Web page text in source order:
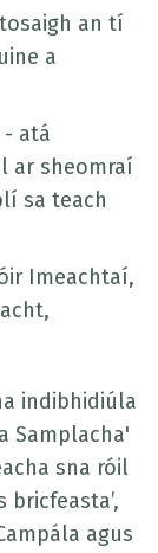
an tí
a
- atá
ar sheomraí
sa teach
Imeachtaí,
indibhidiúla
Samplacha'
sna róil
agus